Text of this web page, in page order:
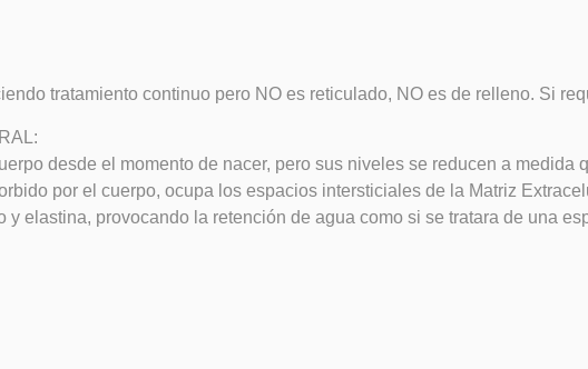
tratamiento continuo pero NO es reticulado, NO es de relleno. Si
desde el momento de nacer, pero sus niveles se reducen a
por el cuerpo, ocupa los espacios intersticiales de la Matriz
elastina, provocando la retención de agua como si se tratara de una